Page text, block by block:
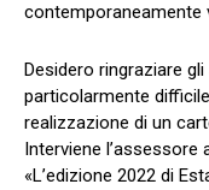
contemporaneamente
Desidero ringraziare
particolarmente
realizzazione di un
Interviene l’assessore
«L’edizione 2022 di